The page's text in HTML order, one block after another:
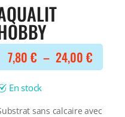
7,80 € – 24,00 €
En stock
sans calcaire avec